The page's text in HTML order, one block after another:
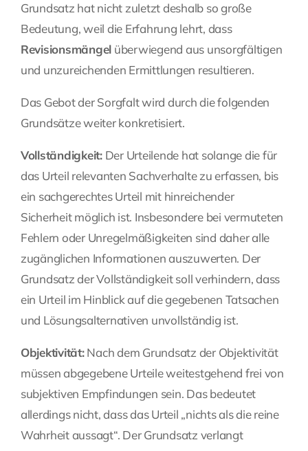
Grundsatz hat nicht zuletzt deshalb so große
Bedeutung, weil die Erfahrung lehrt, dass
Revisionsmängel überwiegend aus unsorgfältigen
und unzureichenden Ermittlungen resultieren.
Das Gebot der Sorgfalt wird durch die folgenden
Grundsätze weiter konkretisiert.
Vollständigkeit:Der Urteilende hat solange die für
das Urteil relevanten Sachverhalte zu erfassen, bis
ein sachgerechtes Urteil mit hinreichender
Sicherheit möglich ist. Insbesondere bei vermuteten
Fehlern oder Unregelmäßigkeiten sind daher alle
zugänglichen Informationen auszuwerten. Der
Grundsatz der Vollständigkeit soll verhindern, dass
ein Urteil im Hinblick auf die gegebenen Tatsachen
und Lösungsalternativen unvollständig ist.
Objektivität:Nach dem Grundsatz der Objektivität
müssen abgegebene Urteile weitestgehend frei von
subjektiven Empfindungen sein. Das bedeutet
allerdings nicht, dass das Urteil „nichts als die reine
Wahrheit aussagt“. Der Grundsatz verlangt